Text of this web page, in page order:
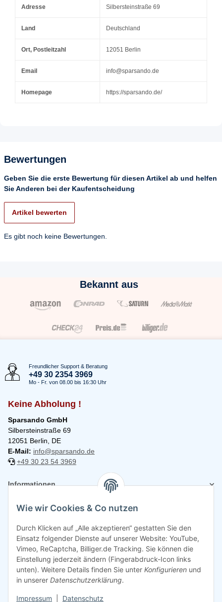
Adresse Silbersteinstraße 69
Land Deutschland
Ort, Postleitzahl 12051 Berlin
Email info@sparsando.de
Homepage https://sparsando.de/
Bewertungen
Geben Sie die erste Bewertung für diesen Artikel ab und helfen
Sie Anderen bei der Kaufentscheidung
Artikel bewerten
Es gibt noch keine Bewertungen.
Bekannt aus
Freundlicher Support & Beratung
+49 30 2354 3969
Mo - Fr. von 08.00 bis 16:30 Uhr
Keine Abholung !
Sparsando GmbH
Silbersteinstraße 69
12051 Berlin, DE
E-Mail: info@sparsando.de
+49 30 23 54 3969
Informationen
Rechtliches
Wie wir Cookies & Co nutzen
Durch Klicken auf „Alle akzeptieren“ gestatten Sie den
Einsatz folgender Dienste auf unserer Website: YouTube,
Vimeo, ReCaptcha, Billiger.de Tracking. Sie können die
Einstellung jederzeit ändern (Fingerabdruck-Icon links
unten). Weitere Details finden Sie unter Konfigurieren und
in unserer Datenschutzerklärung.
Impressum Datenschutz